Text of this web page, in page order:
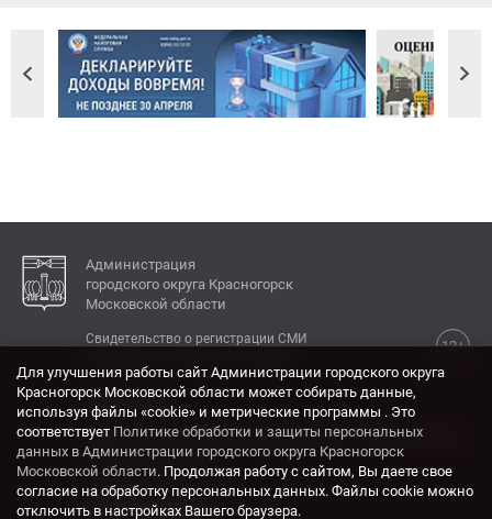
Администрация
городского округа Красногорск
Московской области
12+
Свидетельство о регистрации СМИ
КОНТАКТЫ
Адрес: 143404, Московская область, г. Красногорск,
ул. Ленина, дом 4.
Электронная почта:
krasrn@mosreg.ru
Для улучшения работы сайт Администрации городского округа
Красногорск Московской области может собирать данные,
используя файлы «cookie» и метрические программы . Это
соответствует Политике обработки и защиты персональных
данных в Администрации городского округа Красногорск
Московской области. Продолжая работу с сайтом, Вы даете свое
согласие на обработку персональных данных. Файлы cookie можно
отключить в настройках Вашего браузера.